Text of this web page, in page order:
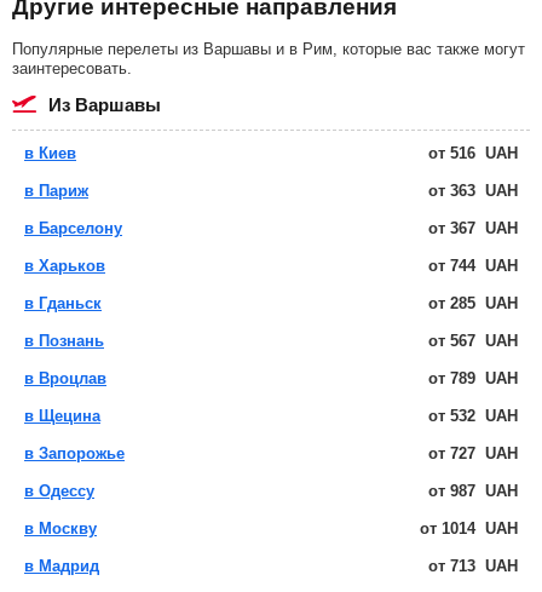
Другие интересные направления
Популярные перелеты из Варшавы и в Рим, которые вас также могут
заинтересовать.
из Варшавы
в Киев от 516 UAH
в Париж от 363 UAH
в Барселону от 367 UAH
в Харьков от 744 UAH
в Гданьск от 285 UAH
в Познань от 567 UAH
в Вроцлав от 789 UAH
в Щецина от 532 UAH
в Запорожье от 727 UAH
в Одессу от 987 UAH
в Москву от 1014 UAH
в Мадрид от 713 UAH